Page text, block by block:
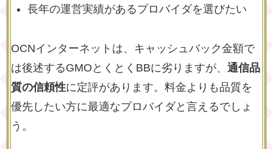
長年の運営実績があるプロバイダを選びたい
OCNインターネットは、キャッシュバック金額で
は後述するGMOとくとくBBに劣りますが、 通信品
質の信頼性に定評があります。料金よりも品質を
優先したい方に最適なプロバイダと言えるでしょ
う。